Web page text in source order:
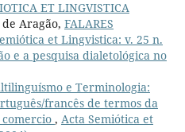
ET LINGVISTICA
Aragão, FALARES
et Lingvistica: v. 25 n.
e a pesquisa dialetológica no
e Terminologia:
francês de termos da
, Acta Semiótica et